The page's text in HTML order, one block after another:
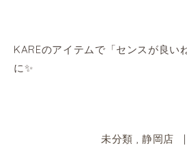
KAREのアイテムで「センスが良い
に✨
未分類 , 静岡店